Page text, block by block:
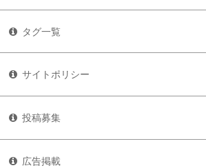
タグ一覧
サイトポリシー
投稿募集
広告掲載